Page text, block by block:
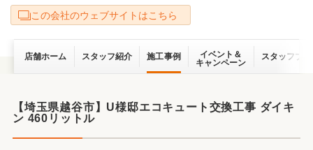
この会社のウェブサイトはこちら
店舗ホーム スタッフ紹介 施工事例
イベント＆
キャンペーン
スタッフブ
【埼玉県越谷市】U様邸エコキュート交換工事 ダイキ
ン 460リットル